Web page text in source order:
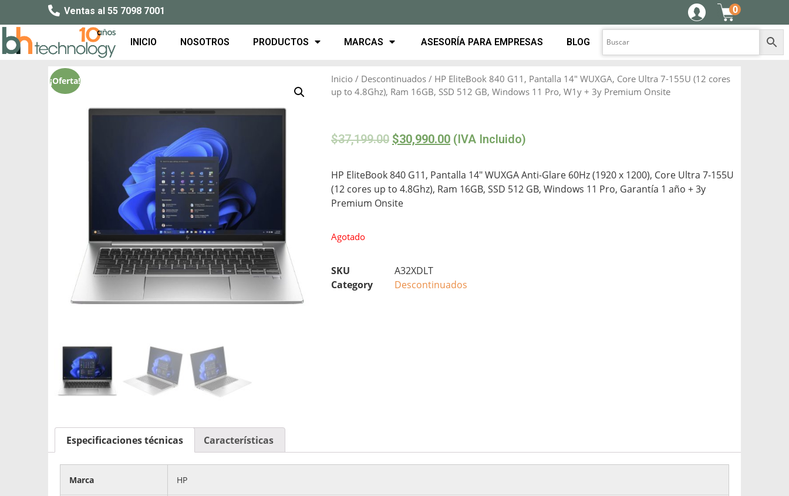
Ventas al 55 7098 7001 0
INICIO NOSOTROS PRODUCTOS MARCAS ASESORÍA PARA EMPRESAS BLOG
¡Oferta! Inicio / Descontinuados / HP EliteBook 840 G11, Pantalla 14″ WUXGA, Core Ultra 7-155U (12 cores
up to 4.8Ghz), Ram 16GB, SSD 512 GB, Windows 11 Pro, W1y + 3y Premium Onsite
$37,199.00 $30,990.00 (IVA Incluido)
HP EliteBook 840 G11, Pantalla 14″ WUXGA Anti-Glare 60Hz (1920 x 1200), Core Ultra 7-155U
(12 cores up to 4.8Ghz), Ram 16GB, SSD 512 GB, Windows 11 Pro, Garantía 1 año + 3y
Premium Onsite
Agotado
SKU
A32XDLT
Category
Descontinuados
Especificaciones técnicas Características
Marca HP